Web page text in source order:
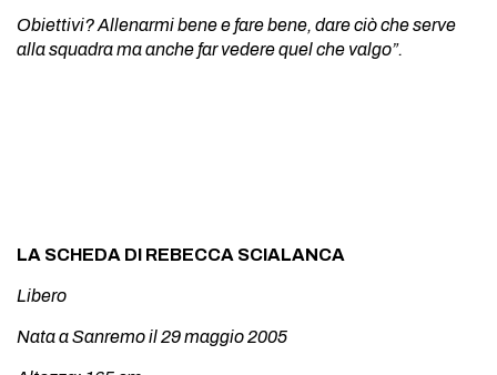
Obiettivi? Allenarmi bene e fare bene, dare ciò che serve
alla squadra ma anche far vedere quel che valgo”.
LA SCHEDA DI REBECCA SCIALANCA
Libero
Nata a Sanremo il 29 maggio 2005